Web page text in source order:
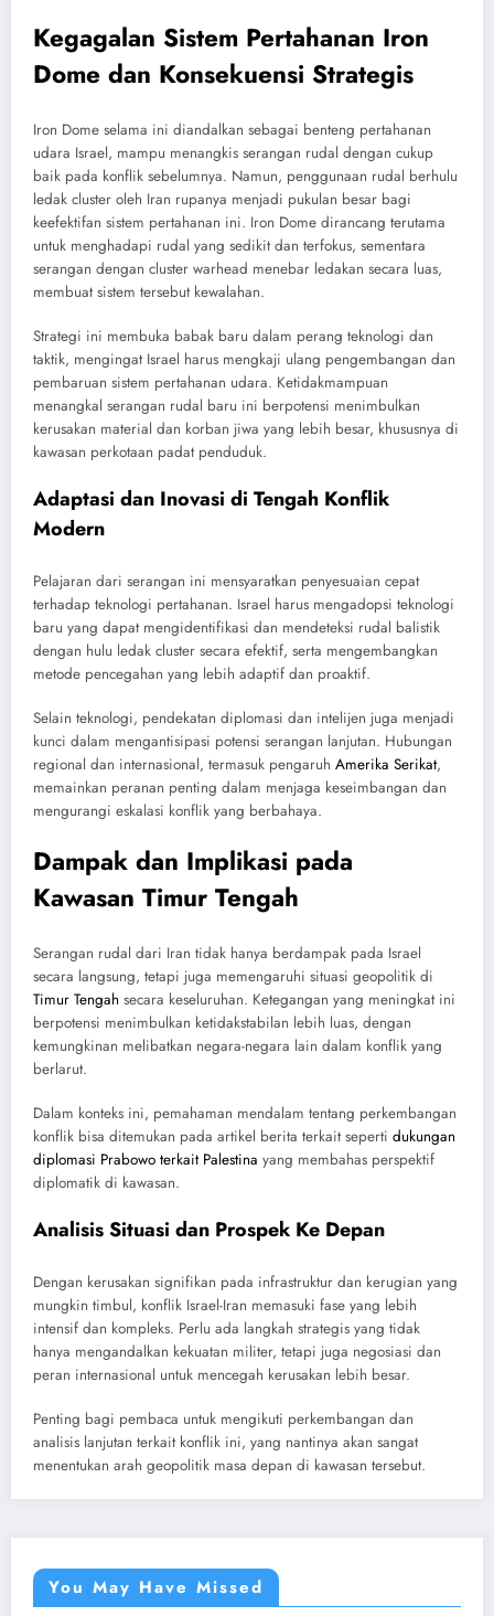
Kegagalan Sistem Pertahanan Iron
Dome dan Konsekuensi Strategis
Iron Dome selama ini diandalkan sebagai benteng pertahanan
udara Israel, mampu menangkis serangan rudal dengan cukup
baik pada konflik sebelumnya. Namun, penggunaan rudal berhulu
ledak cluster oleh Iran rupanya menjadi pukulan besar bagi
keefektifan sistem pertahanan ini. Iron Dome dirancang terutama
untuk menghadapi rudal yang sedikit dan terfokus, sementara
serangan dengan cluster warhead menebar ledakan secara luas,
membuat sistem tersebut kewalahan.
Strategi ini membuka babak baru dalam perang teknologi dan
taktik, mengingat Israel harus mengkaji ulang pengembangan dan
pembaruan sistem pertahanan udara. Ketidakmampuan
menangkal serangan rudal baru ini berpotensi menimbulkan
kerusakan material dan korban jiwa yang lebih besar, khususnya di
kawasan perkotaan padat penduduk.
Adaptasi dan Inovasi di Tengah Konflik
Modern
Pelajaran dari serangan ini mensyaratkan penyesuaian cepat
terhadap teknologi pertahanan. Israel harus mengadopsi teknologi
baru yang dapat mengidentifikasi dan mendeteksi rudal balistik
dengan hulu ledak cluster secara efektif, serta mengembangkan
metode pencegahan yang lebih adaptif dan proaktif.
Selain teknologi, pendekatan diplomasi dan intelijen juga menjadi
kunci dalam mengantisipasi potensi serangan lanjutan. Hubungan
regional dan internasional, termasuk pengaruh Amerika Serikat,
memainkan peranan penting dalam menjaga keseimbangan dan
mengurangi eskalasi konflik yang berbahaya.
Dampak dan Implikasi pada
Kawasan Timur Tengah
Serangan rudal dari Iran tidak hanya berdampak pada Israel
secara langsung, tetapi juga memengaruhi situasi geopolitik di
Timur Tengah secara keseluruhan. Ketegangan yang meningkat ini
berpotensi menimbulkan ketidakstabilan lebih luas, dengan
kemungkinan melibatkan negara-negara lain dalam konflik yang
berlarut.
Dalam konteks ini, pemahaman mendalam tentang perkembangan
konflik bisa ditemukan pada artikel berita terkait seperti dukungan
diplomasi Prabowo terkait Palestina yang membahas perspektif
diplomatik di kawasan.
Analisis Situasi dan Prospek Ke Depan
Dengan kerusakan signifikan pada infrastruktur dan kerugian yang
mungkin timbul, konflik Israel-Iran memasuki fase yang lebih
intensif dan kompleks. Perlu ada langkah strategis yang tidak
hanya mengandalkan kekuatan militer, tetapi juga negosiasi dan
peran internasional untuk mencegah kerusakan lebih besar.
Penting bagi pembaca untuk mengikuti perkembangan dan
analisis lanjutan terkait konflik ini, yang nantinya akan sangat
menentukan arah geopolitik masa depan di kawasan tersebut.
You May Have Missed